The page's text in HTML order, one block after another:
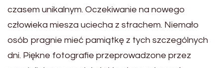
czasem unikalnym. Oczekiwanie na nowego
człowieka miesza uciecha z strachem. Niemało
osób pragnie mieć pamiątkę z tych szczególnych
dni. Piękne fotografie przeprowadzone przez